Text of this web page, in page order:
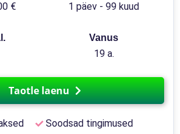
€ 1 päev - 99 kuud
Vanus
19 a.
Taotle laenu
Soodsad tingimused